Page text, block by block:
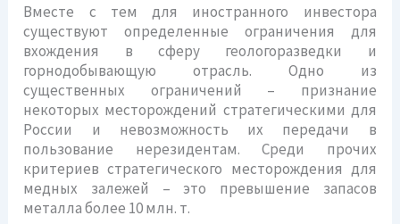
Вместе с тем для иностранного инвестора
существуют определенные ограничения для
вхождения в сферу геологоразведки и
горнодобывающую отрасль. Одно из
существенных ограничений – признание
некоторых месторождений стратегическими для
России и невозможность их передачи в
пользование нерезидентам. Среди прочих
критериев стратегического месторождения для
медных залежей – это превышение запасов
металла более 10 млн. т.